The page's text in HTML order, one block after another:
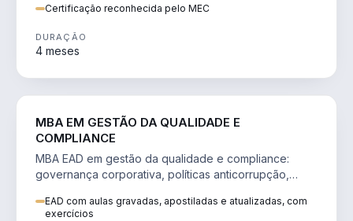
Certificação reconhecida pelo MEC
DURAÇÃO
4 meses
MBA EM GESTÃO DA QUALIDADE E
COMPLIANCE
MBA EAD em gestão da qualidade e compliance:
governança corporativa, políticas anticorrupção,
EAD com aulas gravadas, apostiladas e atualizadas, com
exercícios